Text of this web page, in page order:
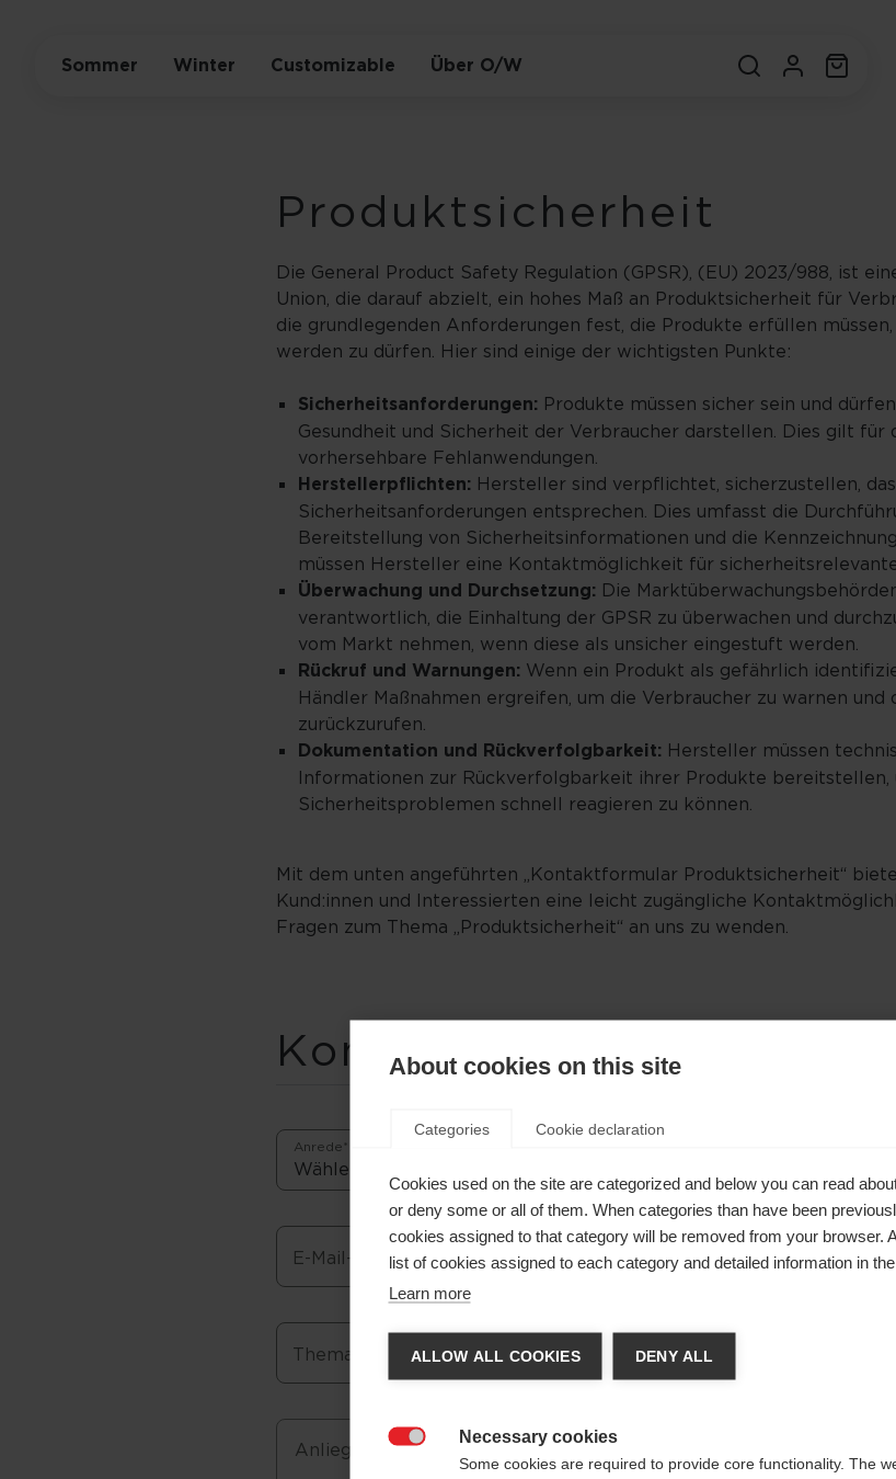
Sommer Winter Customizable Über O/W
Produktsicherheit
Die General Product Safety Regulation (GPSR), (EU) 2023/988, ist
Union, die darauf abzielt, ein hohes Maß an Produktsicherheit für
die grundlegenden Anforderungen fest, die Produkte erfüllen
werden zu dürfen. Hier sind einige der wichtigsten Punkte:
Sicherheitsanforderungen: Produkte müssen sicher sein und
Gesundheit und Sicherheit der Verbraucher darstellen. Dies gilt für
vorhersehbare Fehlanwendungen.
Herstellerpflichten: Hersteller sind verpflichtet, sicherzustellen,
Sicherheitsanforderungen entsprechen. Dies umfasst die
Bereitstellung von Sicherheitsinformationen und die
müssen Hersteller eine Kontaktmöglichkeit für
Überwachung und Durchsetzung: Die
verantwortlich, die Einhaltung der GPSR zu überwachen und
vom Markt nehmen, wenn diese als unsicher eingestuft werden.
Rückruf und Warnungen: Wenn ein Produkt als gefährlich
Händler Maßnahmen ergreifen, um die Verbraucher zu warnen
zurückzurufen.
Dokumentation und Rückverfolgbarkeit: Hersteller müssen
Informationen zur Rückverfolgbarkeit ihrer Produkte bereitstellen,
Sicherheitsproblemen schnell reagieren zu können.
Mit dem unten angeführten „Kontaktformular Produktsicherheit“
Kund:innen und Interessierten eine leicht zugängliche
Fragen zum Thema „Produktsicherheit“ an uns zu wenden.
Kontaktformular
Anrede*
E-Mail-Adresse* Rufnummer
Thema/Bestellnummer*
Anliegen*
Sprachshop wechseln
denVereinigte Staaten (Englisch)
About cookies on this site
Categories Cookie declaration
Cookies used on the site are categorized and below you can read
or deny some or all of them. When categories than have been
cookies assigned to that category will be removed from your browser.
list of cookies assigned to each category and detailed information in
Learn more
ALLOW ALL COOKIES DENY ALL
Necessary cookies
Some cookies are required to provide core functionality. The